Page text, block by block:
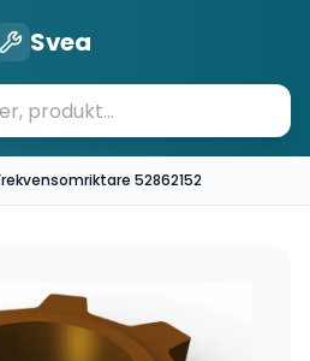
Svea
52862152